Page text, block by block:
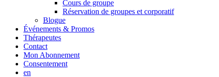
Cours de groupe
Réservation de groupes et corporatif
Blogue
Événements & Promos
Thérapeutes
Contact
Mon Abonnement
Consentement
en